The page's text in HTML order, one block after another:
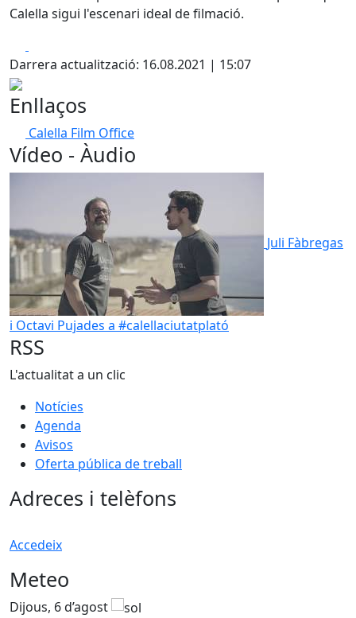
Calella sigui l'escenari ideal de filmació.
Darrera actualització: 16.08.2021 | 15:07
Enllaços
Calella Film Office
Vídeo - Àudio
Juli Fàbregas
i Octavi Pujades a #calellaciutatplató
RSS
L'actualitat a un clic
Notícies
Agenda
Avisos
Oferta pública de treball
Adreces i telèfons
Accedeix
Meteo
Dijous, 6 d’agost